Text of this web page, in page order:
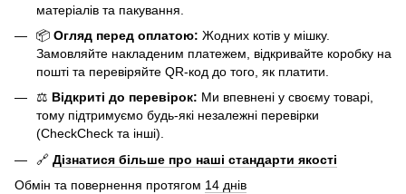
матеріалів та пакування.
📦 Огляд перед оплатою: Жодних котів у мішку.
Замовляйте накладеним платежем, відкривайте коробку на
пошті та перевіряйте QR-код до того, як платити.
⚖️ Відкриті до перевірок: Ми впевнені у своєму товарі,
тому підтримуємо будь-які незалежні перевірки
(CheckCheck та інші).
🔗 Дізнатися більше про наші стандарти якості
Обмін та повернення протягом 14 днів